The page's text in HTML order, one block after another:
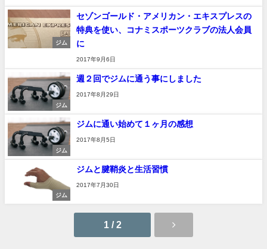
ジム
セゾンゴールド・アメリカン・エキスプレスの
特典を使い、コナミスポーツクラブの法人会員
に
2017年9月6日
ジム
週２回でジムに通う事にしました
2017年8月29日
ジム
ジムに通い始めて１ヶ月の感想
2017年8月5日
ジム
ジムと腱鞘炎と生活習慣
2017年7月30日
1 / 2